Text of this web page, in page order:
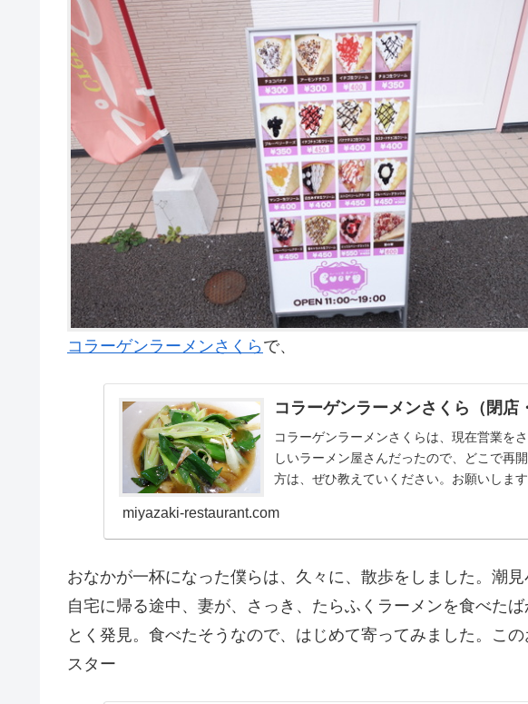
コラーゲンラーメンさくら で、
コラーゲンラーメンさくら（閉店
コラーゲンラーメンさくらは、現在営業を
しいラーメン屋さんだったので、どこで再
方は、ぜひ教えていください。お願いしま
miyazaki-restaurant.com
おなかが一杯になった僕らは、久々に、散歩をしました。潮見
自宅に帰る途中、妻が、さっき、たらふくラーメンを食べた
とく発見。食べたそうなので、はじめて寄ってみました。この
スター